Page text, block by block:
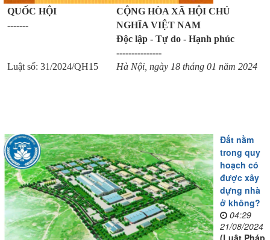
QUỐC HỘI
-------
CỘNG HÒA XÃ HỘI CHỦ
NGHĨA VIỆT NAM
Độc lập - Tự do - Hạnh phúc
---------------
Luật số: 31/2024/QH15
Hà Nội, ngày 18 tháng 01 năm 2024
Đất nằm
trong quy
hoạch có
được xây
dựng nhà
ở không?
04:29
21/08/2024